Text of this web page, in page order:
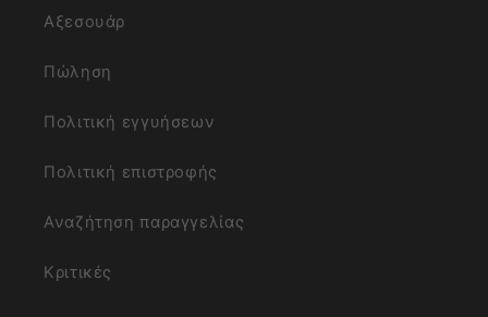
Αξεσουάρ
Πώληση
Πολιτική εγγυήσεων
Πολιτική επιστροφής
Αναζήτηση παραγγελίας
Κριτικές